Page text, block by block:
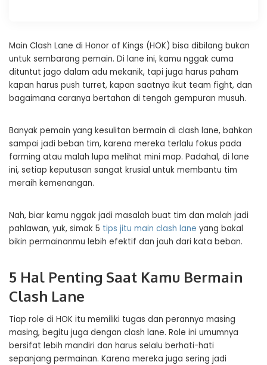
Main Clash Lane di Honor of Kings (HOK) bisa dibilang bukan
untuk sembarang pemain. Di lane ini, kamu nggak cuma
dituntut jago dalam adu mekanik, tapi juga harus paham
kapan harus push turret, kapan saatnya ikut team fight, dan
bagaimana caranya bertahan di tengah gempuran musuh.
Banyak pemain yang kesulitan bermain di clash lane, bahkan
sampai jadi beban tim, karena mereka terlalu fokus pada
farming atau malah lupa melihat mini map. Padahal, di lane
ini, setiap keputusan sangat krusial untuk membantu tim
meraih kemenangan.
Nah, biar kamu nggak jadi masalah buat tim dan malah jadi
pahlawan, yuk, simak 5 tips jitu main clash lane yang bakal
bikin permainanmu lebih efektif dan jauh dari kata beban.
5 Hal Penting Saat Kamu Bermain
Clash Lane
Tiap role di HOK itu memiliki tugas dan perannya masing
masing, begitu juga dengan clash lane. Role ini umumnya
bersifat lebih mandiri dan harus selalu berhati-hati
sepanjang permainan. Karena mereka juga sering jadi